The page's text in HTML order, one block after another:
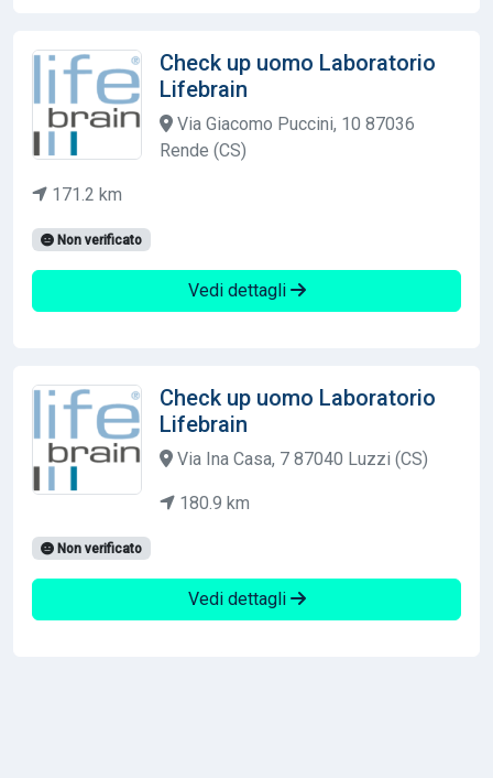
Check up uomo Laboratorio
Lifebrain
Via Giacomo Puccini, 10 87036
Rende (CS)
171.2 km
Non verificato
Vedi dettagli
Check up uomo Laboratorio
Lifebrain
Via Ina Casa, 7 87040 Luzzi (CS)
180.9 km
Non verificato
Vedi dettagli